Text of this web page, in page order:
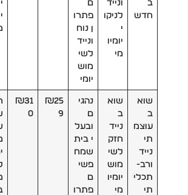
ב
חדש
ונייד
לניקו
י
יומיו
מי
ם
פתרו
ן נוח
ונייד
לשי
מוש
יומי
י
שוא
ב
עוצמ
תי
נייד
ורב-
תכלי
תי
שוא
ב
נייד
חזק
לשי
מוש
יומיו
מי
נהגי
ם
ובעל
י בית
שמח
פשי
ם
פתרו
₪25
9
₪31
0